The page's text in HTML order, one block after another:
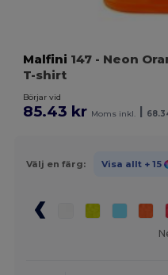
Malfini 147 - Neon
T-shirt
Börjar vid
85.43 kr Moms inkl.
Välj en färg: Visa allt + 15